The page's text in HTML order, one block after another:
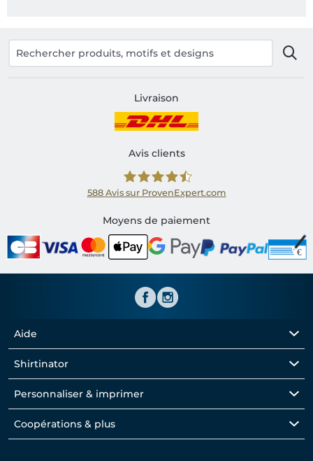
Livraison
Avis clients
Shirtinator FR
588 Avis sur ProvenExpert.com
Moyens de paiement
Aide
Shirtinator
Personnaliser & imprimer
Coopérations & plus